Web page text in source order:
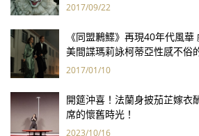
2017/09/22
《同盟鶼鰈》再現40年代風
美間諜瑪莉詠柯蒂亞性感不俗
2017/01/10
開筵沖喜！法蘭身披茄芷嫁衣
席的懷舊時光！
2023/10/16